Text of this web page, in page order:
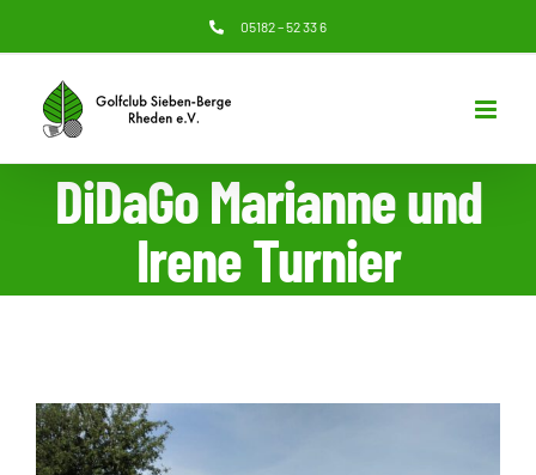
Inhalt
springen
05182 – 52 33 6
DiDaGo Marianne und
Irene Turnier
Zeige
grösseres